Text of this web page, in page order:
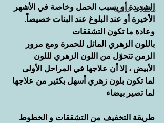
مكملات غذائية
الشديدة أو بسبب الحمل وخاصة في الأشهر
الأخيرة أو عند البلوغ عند البنات خصيصاً.
وعادة ما تكون التشققات
باللون الزهري المائل للحمرة ومع مرور
الزمن تتحوّل من اللون الزهري لللون
الأبيض ، إلا أن علاجها في المراحل الأولى
لما تكون بلون زهري أسهل بكثير من علاجها
لما تصير بيضاء
طريقة التخفيف من التشققات و الخطوط